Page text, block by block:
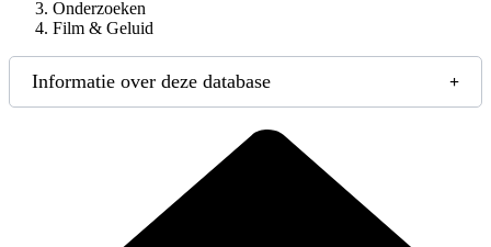
Onderzoeken
Film & Geluid
Informatie over deze database